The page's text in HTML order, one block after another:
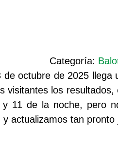
Categoría:
octubre de 2025 llega
visitantes los
11 de la noche, pero
actualizamos tan pronto